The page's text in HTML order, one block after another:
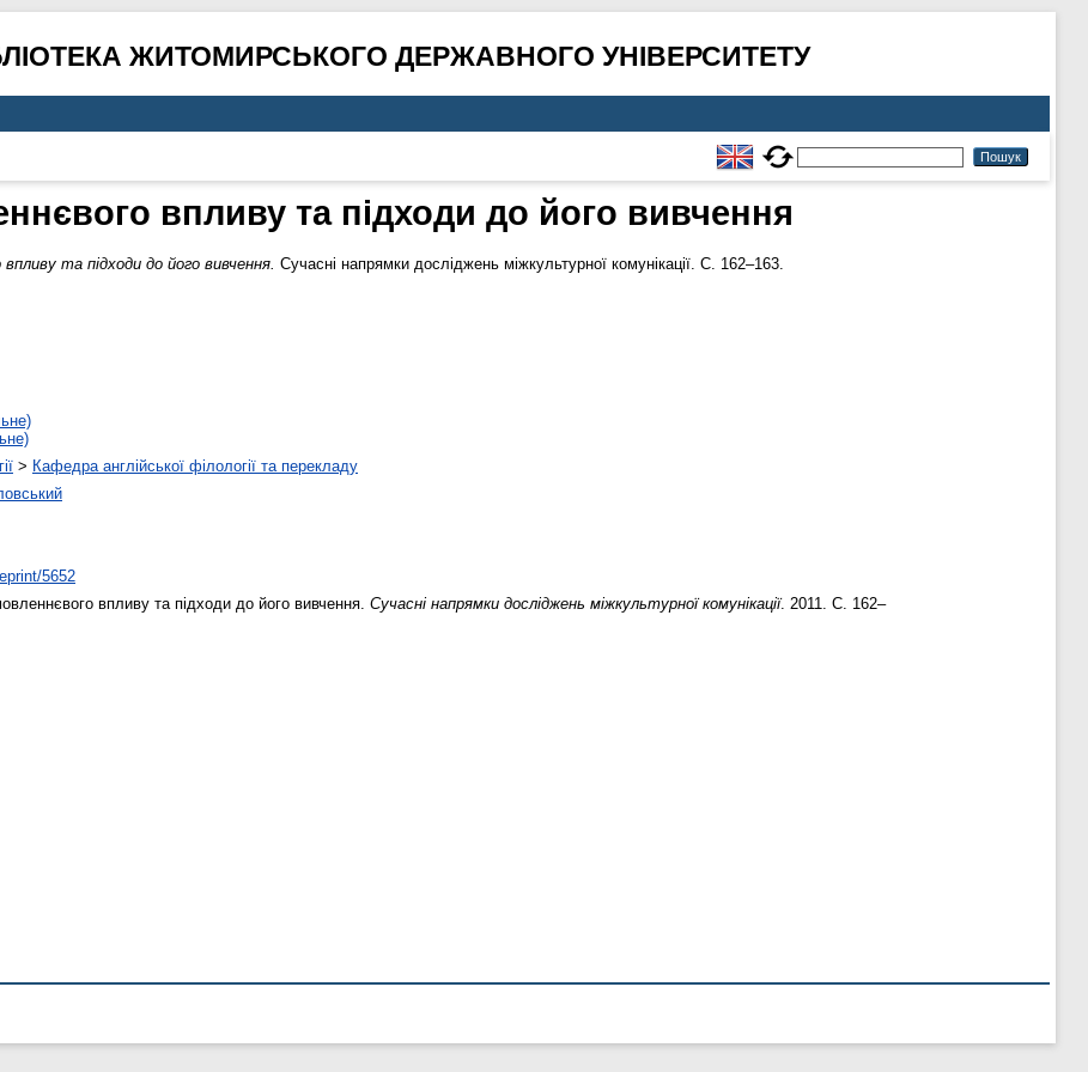
ЖИТОМИРСЬКОГО ДЕРЖАВНОГО УНІВЕРСИТЕТУ
впливу та підходи до його вивчення
та підходи до його вивчення. Cучасні напрямки досліджень міжкультурної комунікації. С. 162–163.
> Кафедра англійської філології та перекладу
5652
впливу та підходи до його вивчення. Cучасні напрямки досліджень міжкультурної комунікації. 2011. С. 162–